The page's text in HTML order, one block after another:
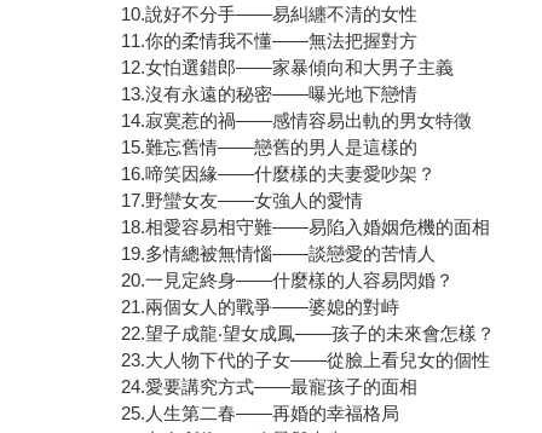
10.說好不分手——易糾纏不清的女性
11.你的柔情我不懂——無法把握對方
12.女怕選錯郎——家暴傾向和大男子主義
13.沒有永遠的秘密——曝光地下戀情
14.寂寞惹的禍——感情容易出軌的男女特徵
15.難忘舊情——戀舊的男人是這樣的
16.啼笑因緣——什麼樣的夫妻愛吵架？
17.野蠻女友——女強人的愛情
18.相愛容易相守難——易陷入婚姻危機的面相
19.多情總被無情惱——談戀愛的苦情人
20.一見定終身——什麼樣的人容易閃婚？
21.兩個女人的戰爭——婆媳的對峙
22.望子成龍‧望女成鳳——孩子的未來會怎樣？
23.大人物下代的子女——從臉上看兒女的個性
24.愛要講究方式——最寵孩子的面相
25.人生第二春——再婚的幸福格局